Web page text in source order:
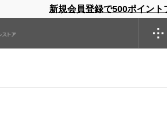
新規会員登録で500ポイント
ブランドサイト 商品一覧
スリーピングマット バックパック グロ